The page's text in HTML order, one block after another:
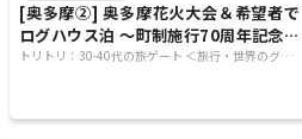
[奥多摩②] 奥多摩花火大会＆希望者で
ログハウス泊 〜町制施行70周年記念大
会 ＆ 奥氷川神社のお祭りも！354
トリトリ：30-40代の旅ゲート ＜旅行・世界のグル